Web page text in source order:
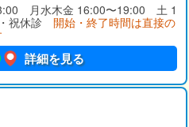
月水木金 16:00〜19:00 土 1
祝休診 開始・終了時間は直接の
詳細を見る